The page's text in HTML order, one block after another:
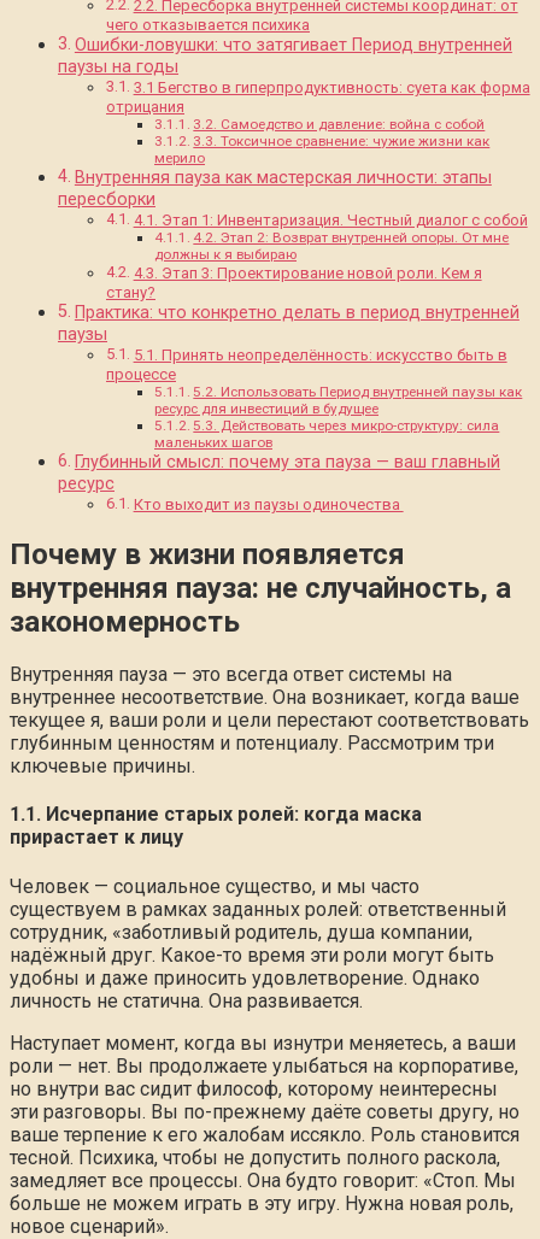
2.2. Пересборка внутренней системы координат: от
чего отказывается психика
Ошибки-ловушки: что затягивает Период внутренней
паузы на годы
3.1 Бегство в гиперпродуктивность: суета как форма
отрицания
3.2. Самоедство и давление: война с собой
3.3. Токсичное сравнение: чужие жизни как
мерило
Внутренняя пауза как мастерская личности: этапы
пересборки
4.1. Этап 1: Инвентаризация. Честный диалог с собой
4.2. Этап 2: Возврат внутренней опоры. От мне
должны к я выбираю
4.3. Этап 3: Проектирование новой роли. Кем я
стану?
Практика: что конкретно делать в период внутренней
паузы
5.1. Принять неопределённость: искусство быть в
процессе
5.2. Использовать Период внутренней паузы как
ресурс для инвестиций в будущее
5.3. Действовать через микро-структуру: сила
маленьких шагов
Глубинный смысл: почему эта пауза — ваш главный
ресурс
Кто выходит из паузы одиночества
Почему в жизни появляется
внутренняя пауза: не случайность, а
закономерность
Внутренняя пауза — это всегда ответ системы на
внутреннее несоответствие. Она возникает, когда ваше
текущее я, ваши роли и цели перестают соответствовать
глубинным ценностям и потенциалу. Рассмотрим три
ключевые причины.
1.1. Исчерпание старых ролей: когда маска
прирастает к лицу
Человек — социальное существо, и мы часто
существуем в рамках заданных ролей: ответственный
сотрудник, «заботливый родитель, душа компании,
надёжный друг. Какое-то время эти роли могут быть
удобны и даже приносить удовлетворение. Однако
личность не статична. Она развивается.
Наступает момент, когда вы изнутри меняетесь, а ваши
роли — нет. Вы продолжаете улыбаться на корпоративе,
но внутри вас сидит философ, которому неинтересны
эти разговоры. Вы по-прежнему даёте советы другу, но
ваше терпение к его жалобам иссякло. Роль становится
тесной. Психика, чтобы не допустить полного раскола,
замедляет все процессы. Она будто говорит: «Стоп. Мы
больше не можем играть в эту игру. Нужна новая роль,
новое сценарий».